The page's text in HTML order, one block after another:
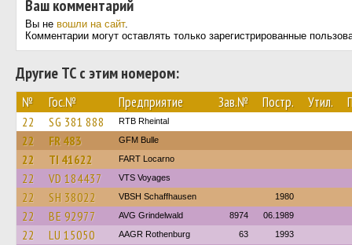
Ваш комментарий
Вы не вошли на сайт.
Комментарии могут оставлять только зарегистрированные
Другие ТС с этим номером:
№ Гос.№ Предприятие Зав.№ Постр. Утил.
22 SG 381 888 RTB Rheintal
22 FR 483 GFM Bulle
22 TI 41622 FART Locarno
22 VD 184437 VTS Voyages
22 SH 38022 VBSH Schaffhausen 1980
22 BE 92977 AVG Grindelwald 8974 06.1989
22 LU 15050 AAGR Rothenburg 63 1993